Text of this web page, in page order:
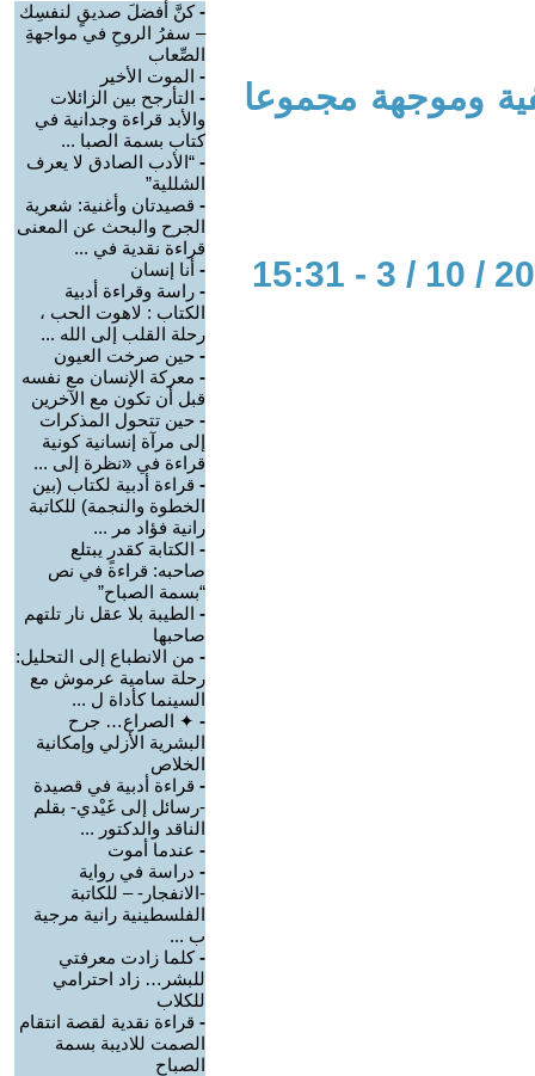
وموجهة مجموعا
-كنَّ أفضلَ صديقٍ لنفسِك
– سفرُ الروحِ في مواجهةِ
الصِّعاب
- الموت الأخير
- التأرجح بين الزائلات
والأبد قراءة وجدانية في
كتاب بسمة الصبا ...
- “الأدب الصادق لا يعرف
الشللية”
- قصيدتان وأغنية: شعرية
الجرح والبحث عن المعنى
قراءة نقدية في ...
- أنا إنسان
- راسة وقراءة أدبية
الكتاب : لاهوت الحب ،
رحلة القلب إلى الله ...
- حين صرخت العيون
- معركة الإنسان مع نفسه
قبل أن تكون مع الآخرين
- حين تتحول المذكرات
إلى مرآة إنسانية كونية
قراءة في «نظرة إلى ...
- قراءة أدبية لكتاب (بين
الخطوة والنجمة) للكاتبة
رانية فؤاد مر ...
- الكتابة كقدرٍ يبتلع
صاحبه: قراءة في نص
“بسمة الصباح”
- الطيبة بلا عقل نار تلتهم
صاحبها
- من الانطباع إلى التحليل:
رحلة سامية عرموش مع
السينما كأداة ل ...
- ✦ الصراع… جرح
البشرية الأزلي وإمكانية
الخلاص
- قراءة أدبية في قصيدة
-رسائل إلى غَيْدي- بقلم
الناقد والدكتور ...
- عندما أموت
- دراسة في رواية
-الانفجار- – للكاتبة
الفلسطينية رانية مرجية
ب ...
-كلما زادت معرفتي
للبشر… زاد احترامي
للكلاب
- قراءة نقدية لقصة انتقام
الصمت للاديبة بسمة
الصباح